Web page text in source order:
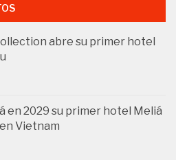
abre su primer hotel
en 2029 su primer hotel Meliá
Vietnam